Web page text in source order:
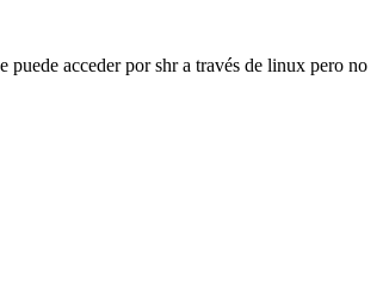
puede acceder por shr a través de linux pero no